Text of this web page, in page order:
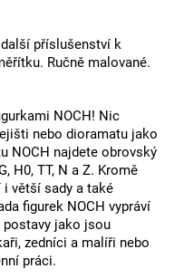
příslušenství k
Ručně malované.
NOCH! Nic
nebo dioramatu jako
NOCH najdete obrovský
H0, TT, N a Z. Kromě
​​větší sady a také
figurek NOCH vypráví
postavy jako jsou
zedníci a malíři nebo
práci.